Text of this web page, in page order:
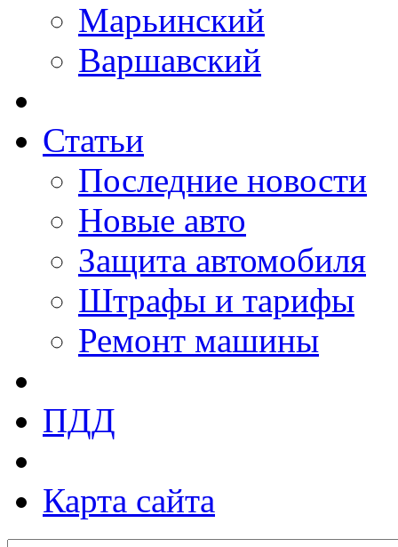
Марьинский
Варшавский
Статьи
Последние новости
Новые авто
Защита автомобиля
Штрафы и тарифы
Ремонт машины
ПДД
Карта сайта